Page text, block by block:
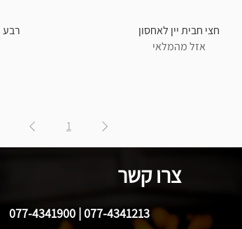
חצי חבית יין לאחסון
אזל מהמלאי
רבע
1
צרו קשר
077-4341213 | 077-4341900